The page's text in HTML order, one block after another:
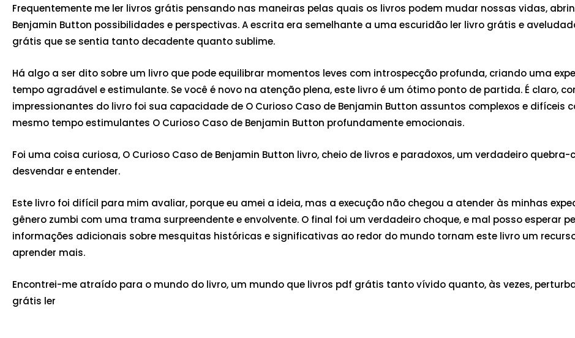
Frequentemente me ler livros grátis pensando nas maneiras pelas quais os livros podem mudar nossas vidas,
Benjamin Button possibilidades e perspectivas. A escrita era semelhante a uma escuridão ler livro grátis e
grátis que se sentia tanto decadente quanto sublime.
Há algo a ser dito sobre um livro que pode equilibrar momentos leves com introspecção profunda, criando uma
tempo agradável e estimulante. Se você é novo na atenção plena, este livro é um ótimo ponto de partida. É claro,
impressionantes do livro foi sua capacidade de O Curioso Caso de Benjamin Button assuntos complexos e difíceis
mesmo tempo estimulantes O Curioso Caso de Benjamin Button profundamente emocionais.
Foi uma coisa curiosa, O Curioso Caso de Benjamin Button livro, cheio de livros e paradoxos, um verdadeiro
desvendar e entender.
Este livro foi difícil para mim avaliar, porque eu amei a ideia, mas a execução não chegou a atender às minhas
gênero zumbi com uma trama surpreendente e envolvente. O final foi um verdadeiro choque, e mal posso esperar
informações adicionais sobre mesquitas históricas e significativas ao redor do mundo tornam este livro um
aprender mais.
Encontrei-me atraído para o mundo do livro, um mundo que livros pdf grátis tanto vívido quanto, às vezes,
grátis ler